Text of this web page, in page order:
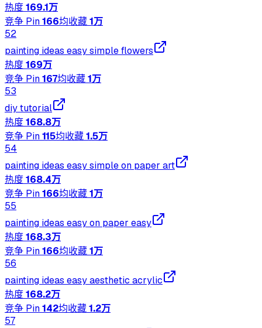
热度169.1万
竞争 Pin166均收藏1万
52
painting ideas easy simple flowers
热度169万
竞争 Pin167均收藏1万
53
diy tutorial
热度168.8万
竞争 Pin115均收藏1.5万
54
painting ideas easy simple on paper art
热度168.4万
竞争 Pin166均收藏1万
55
painting ideas easy on paper easy
热度168.3万
竞争 Pin166均收藏1万
56
painting ideas easy aesthetic acrylic
热度168.2万
竞争 Pin142均收藏1.2万
57